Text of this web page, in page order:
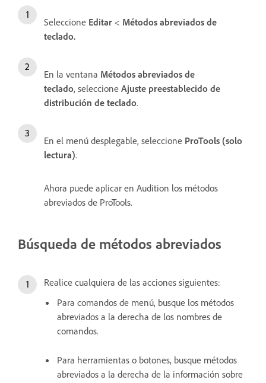
Seleccione Editar < Métodos abreviados de
teclado.
En la ventana Métodos abreviados de
teclado, seleccione Ajuste preestablecido de
distribución de teclado.
En el menú desplegable, seleccione ProTools (solo
lectura).
Ahora puede aplicar en Audition los métodos
abreviados de ProTools.
Búsqueda de métodos abreviados
Realice cualquiera de las acciones siguientes:
Para comandos de menú, busque los métodos
abreviados a la derecha de los nombres de
comandos.
Para herramientas o botones, busque métodos
abreviados a la derecha de la información sobre